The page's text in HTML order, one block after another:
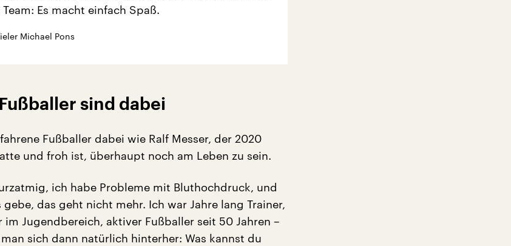
Es macht einfach Spaß.
Michael Pons
sind dabei
Fußballer dabei wie Ralf Messer, der 2020
und froh ist, überhaupt noch am Leben zu sein.
ich habe Probleme mit Bluthochdruck, und
das geht nicht mehr. Ich war Jahre lang Trainer,
im Jugendbereich, aktiver Fußballer seit 50 Jahren –
sich dann natürlich hinterher: Was kannst du